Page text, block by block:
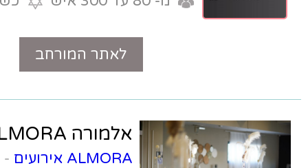
טלפון
אלמורה ALMORA
ALMORA אירועים
- אולם אירועים